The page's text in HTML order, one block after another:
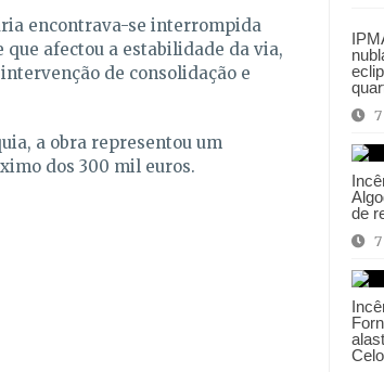
de
encontrava-se interrompida
que afectou a estabilidade da via,
de consolidação e
a obra representou um
dos 300 mil euros.